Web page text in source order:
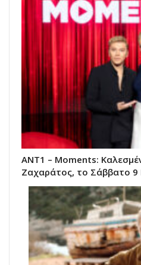
ΑΝΤ1 – Moments:
Ζαχαράτος, το Σάββατο